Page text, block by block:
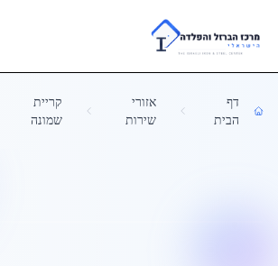
Skip to main content
דף
הבית
אזורי
שירות
קריית
שמונה